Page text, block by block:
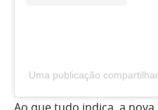
Uma publicação
Ao que tudo indica, a